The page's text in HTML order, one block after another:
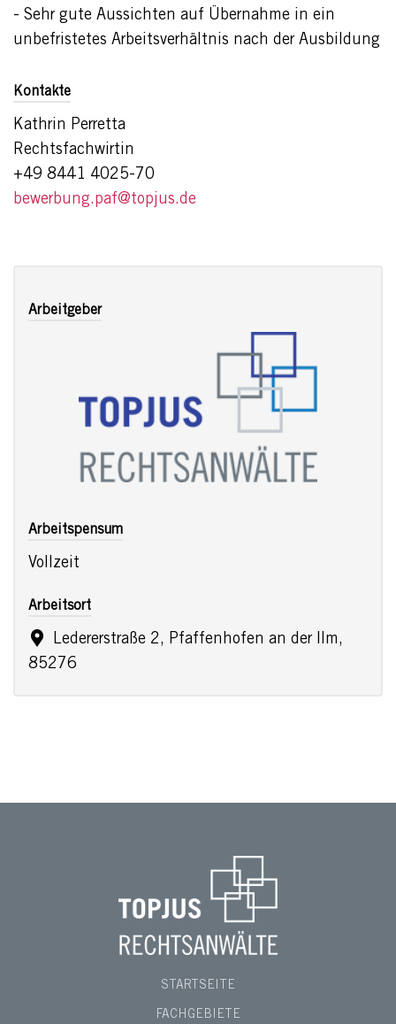
- Sehr gute Aussichten auf Übernahme in ein
unbefristetes Arbeitsverhältnis nach der Ausbildung
Kontakte
Kathrin Perretta
Rechtsfachwirtin
+49 8441 4025-70
bewerbung.paf@topjus.de
Arbeitgeber
Arbeitspensum
Vollzeit
Arbeitsort
Ledererstraße 2, Pfaffenhofen an der Ilm,
85276
STARTSEITE
FACHGEBIETE